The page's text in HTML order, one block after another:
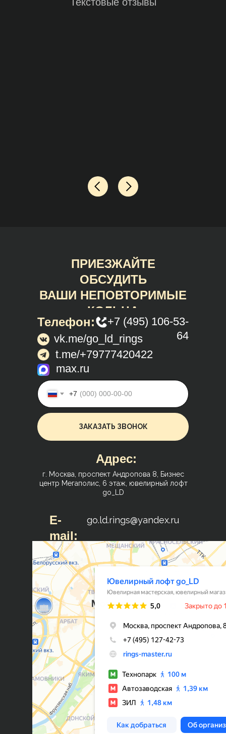
ПРИЕЗЖАЙТЕ
ОБСУДИТЬ
ВАШИ НЕПОВТОРИМЫЕ
КОЛЬЦА
Телефон:
+7 (495) 106-53-
64
vk.me/go_ld_rings
Адрес:
г. Москва, проспект Андропова 8, Бизнес
центр Мегаполис, 6 этаж, ювелирный лофт
go_LD
E-
mail:
go.ld.rings@yandex.ru
t.me/+79777420422
max.ru
+7
ЗАКАЗАТЬ ЗВОНОК